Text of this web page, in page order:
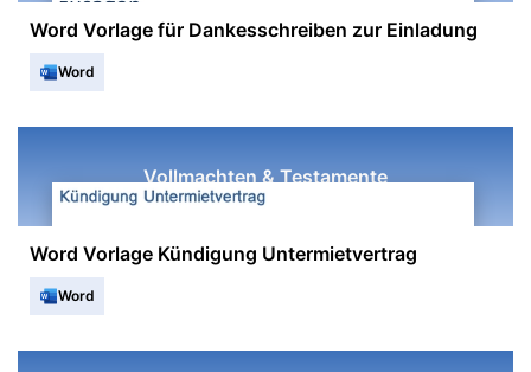
Word Vorlage für Dankesschreiben zur Einladung
Word
Vollmachten & Testamente
Word Vorlage Kündigung Untermietvertrag
Word